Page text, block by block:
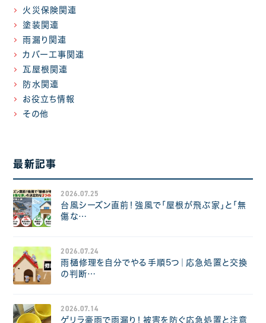
火災保険関連
塗装関連
雨漏り関連
カバー工事関連
瓦屋根関連
防水関連
お役立ち情報
その他
最新記事
2026.07.25
台風シーズン直前！強風で「屋根が飛ぶ家」と「無
傷な…
2026.07.24
雨樋修理を自分でやる手順5つ｜応急処置と交換
の判断…
2026.07.14
ゲリラ豪雨で雨漏り！被害を防ぐ応急処置と注意